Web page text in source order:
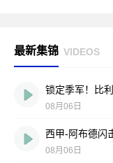
最新集锦 VIDEOS
08月06日
西甲-阿布德闪
08月06日